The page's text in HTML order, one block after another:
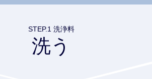
STEP.1 洗浄料
洗う